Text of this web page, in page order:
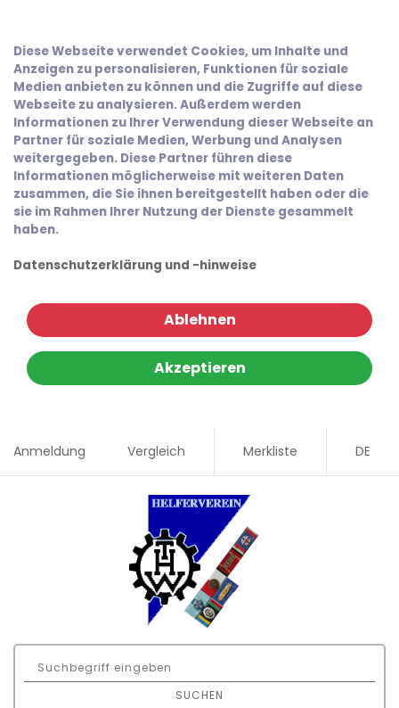
Diese Webseite verwendet Cookies, um Inhalte und
Anzeigen zu personalisieren, Funktionen für soziale
Medien anbieten zu können und die Zugriffe auf diese
Webseite zu analysieren. Außerdem werden
Informationen zu Ihrer Verwendung dieser Webseite an
Partner für soziale Medien, Werbung und Analysen
weitergegeben. Diese Partner führen diese
Informationen möglicherweise mit weiteren Daten
zusammen, die Sie ihnen bereitgestellt haben oder die
sie im Rahmen Ihrer Nutzung der Dienste gesammelt
haben.
Datenschutzerklärung und -hinweise
Ablehnen
Akzeptieren
Anmeldung Vergleich Merkliste DE
SUCHEN